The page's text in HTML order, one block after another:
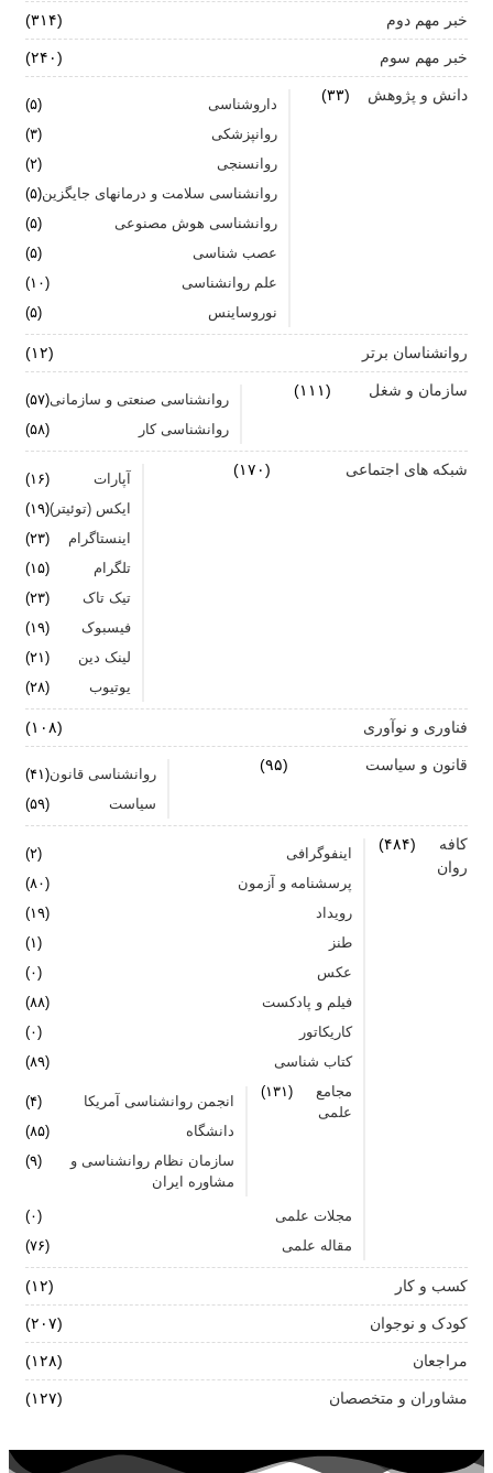
آیا پرخوری و ریزه خواری ارتباطی با استرس دارد؟
اضطراب ناگهانی
جنگ اضطراب با مواد خوراکی
اضطراب را برای خود پر رنگ نکنید
برای بهبود سلامت روان لازم است روزانه از آن مراقبت
خبر مهم دوم (۳۱۴)
خبر مهم سوم (۲۴۰)
دانش و پژوهش (۳۳)
داروشناسی
(۵)
روانپزشکی
(۳)
روانسنجی
(۲)
روانشناسی سلامت و درمانهای جایگزین(۵)
روانشناسی هوش مصنوعی
(۵)
عصب شناسی
(۵)
علم روانشناسی
(۱۰)
نوروساینس
(۵)
روانشناسان برتر (۱۲)
سازمان و شغل (۱۱۱)
روانشناسی صنعتی و سازمانی(۵۷)
روانشناسی کار
(۵۸)
شبکه های اجتماعی (۱۷۰)
آپارات
(۱۶)
ایکس (توئیتر)(۱۹)
اینستاگرام
(۲۳)
تلگرام
(۱۵)
تیک تاک
(۲۳)
فیسبوک
(۱۹)
لینک دین
(۲۱)
یوتیوب
(۲۸)
فناوری و نوآوری (۱۰۸)
قانون و سیاست (۹۵)
روانشناسی قانون(۴۱)
سیاست
(۵۹)
کافه
روان
(۴۸۴)
اینفوگرافی
(۲)
پرسشنامه و آزمون
(۸۰)
رویداد
(۱۹)
طنز
(۱)
عکس
(۰)
فیلم و پادکست
(۸۸)
کاریکاتور
(۰)
کتاب شناسی
(۸۹)
مجامع
علمی
(۱۳۱)
انجمن روانشناسی آمریکا
(۴)
دانشگاه
(۸۵)
سازمان نظام روانشناسی و
مشاوره ایران
(۹)
مجلات علمی
(۰)
مقاله علمی
(۷۶)
کسب و کار (۱۲)
کودک و نوجوان (۲۰۷)
مراجعان (۱۲۸)
مشاوران و متخصصان (۱۲۷)